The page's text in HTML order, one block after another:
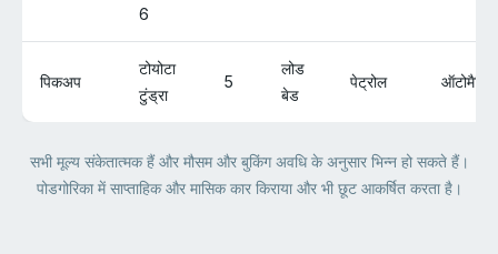
6
पिकअप
टोयोटा
टुंड्रा
5
लोड
बेड
पेट्रोल ऑटोमैटिक
सभी मूल्य संकेतात्मक हैं और मौसम और बुकिंग अवधि के अनुसार भिन्न हो सकते हैं।
पोडगोरिका में साप्ताहिक और मासिक कार किराया और भी छूट आकर्षित करता है।